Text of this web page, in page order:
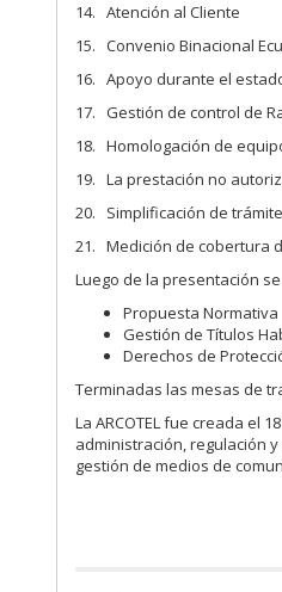
14. Atención al Cliente
15. Convenio Binacional
16. Apoyo durante el
17. Gestión de control de
18. Homologación de
19. La prestación no
20. Simplificación de
21. Medición de cobertura
Luego de la presentación
Propuesta Normativa
Gestión de Títulos
Derechos de
Terminadas las mesas de
La ARCOTEL fue creada el
administración, regulación
gestión de medios de